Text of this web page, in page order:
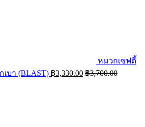
หมวกเซฟตี้
บา (BLAST) ฿3,330.00 ฿3,700.00